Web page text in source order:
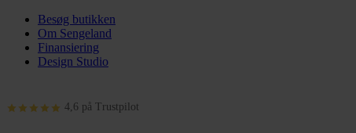
Besøg butikken
Om Sengeland
Finansiering
Design Studio
4,6 på Trustpilot